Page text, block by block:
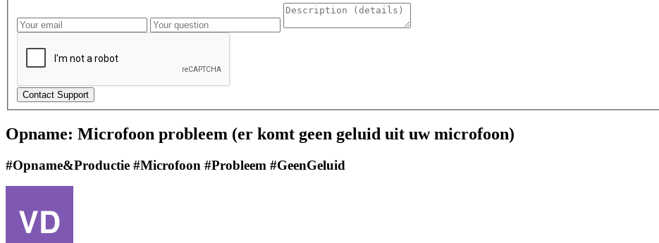
Opname: Microfoon probleem (er komt geen geluid uit uw microfoon)
#Opname&Productie #Microfoon #Probleem #GeenGeluid